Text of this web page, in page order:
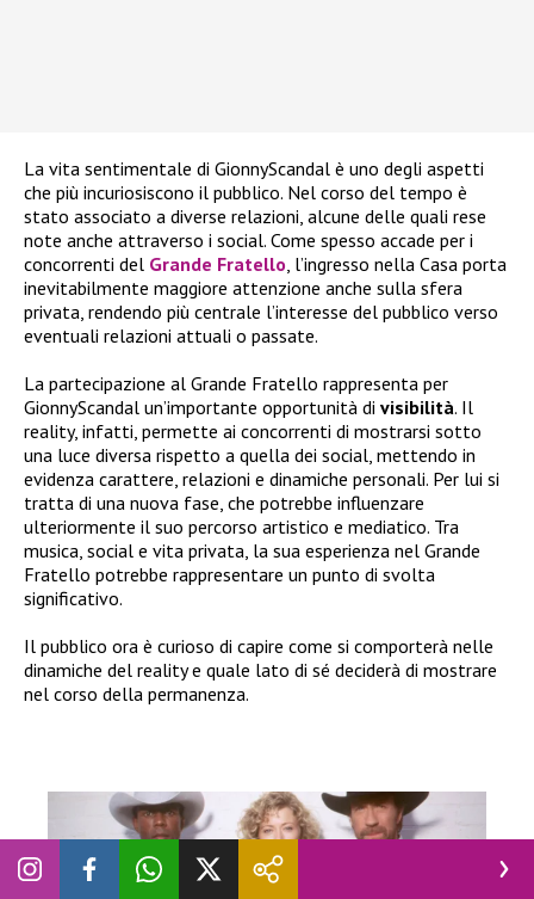
La vita sentimentale di GionnyScandal è uno degli aspetti
che più incuriosiscono il pubblico. Nel corso del tempo è
stato associato a diverse relazioni, alcune delle quali rese
note anche attraverso i social. Come spesso accade per i
concorrenti del Grande Fratello , l’ingresso nella Casa porta
inevitabilmente maggiore attenzione anche sulla sfera
privata, rendendo più centrale l’interesse del pubblico verso
eventuali relazioni attuali o passate.
La partecipazione al Grande Fratello rappresenta per
GionnyScandal un’importante opportunità di visibilità. Il
reality, infatti, permette ai concorrenti di mostrarsi sotto
una luce diversa rispetto a quella dei social, mettendo in
evidenza carattere, relazioni e dinamiche personali. Per lui si
tratta di una nuova fase, che potrebbe influenzare
ulteriormente il suo percorso artistico e mediatico. Tra
musica, social e vita privata, la sua esperienza nel Grande
Fratello potrebbe rappresentare un punto di svolta
significativo.
Il pubblico ora è curioso di capire come si comporterà nelle
dinamiche del reality e quale lato di sé deciderà di mostrare
nel corso della permanenza.